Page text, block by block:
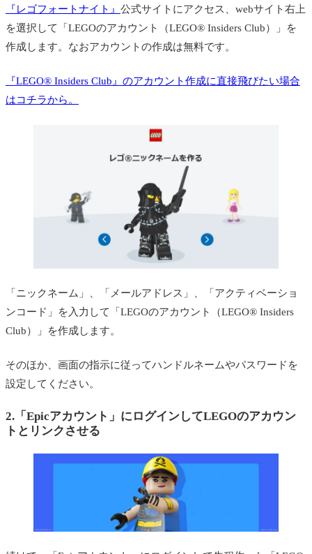
『レゴフォートナイト』 公式サイトにアクセス、webサイト右上
を選択して「LEGOのアカウント（LEGO® Insiders Club）」を
作成します。なおアカウントの作成は無料です。
『LEGO® Insiders Club』のアカウント作成に直接飛びたい場合
はコチラから。
「ニックネーム」、「メールアドレス」、「アクティベーショ
ンコード」を入力して「LEGOのアカウント（LEGO® Insiders
Club）」を作成します。
そのほか、画面の指示に従ってハンドルネームやパスワードを
設定してください。
2.「Epicアカウント」にログインしてLEGOのアカウン
トとリンクさせる